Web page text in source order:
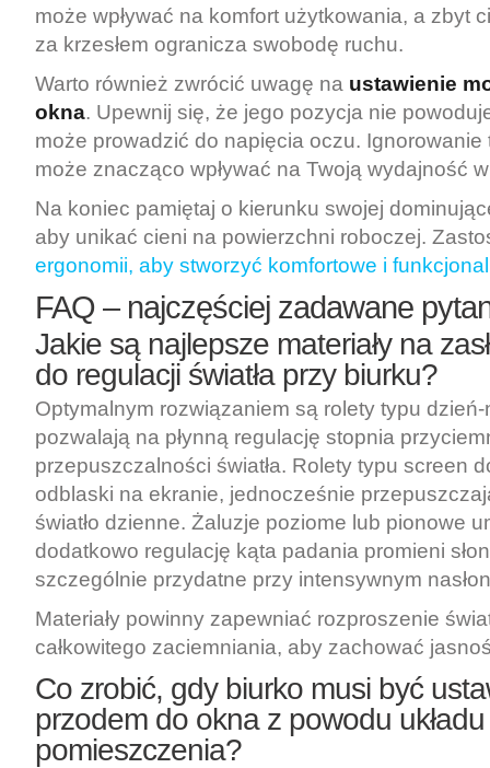
może wpływać na komfort użytkowania, a zbyt
za krzesłem ogranicza swobodę ruchu.
Warto również zwrócić uwagę na ustawienie
okna. Upewnij się, że jego pozycja nie
może prowadzić do napięcia oczu. Ignorowanie
może znacząco wpływać na Twoją wydajność
Na koniec pamiętaj o kierunku swojej
aby unikać cieni na powierzchni roboczej.
ergonomii, aby stworzyć komfortowe i
FAQ – najczęściej zadawane
Jakie są najlepsze materiały na
do regulacji światła przy biurku?
Optymalnym rozwiązaniem są rolety typu
pozwalają na płynną regulację stopnia
przepuszczalności światła. Rolety typu screen
odblaski na ekranie, jednocześnie
światło dzienne. Żaluzje poziome lub pionowe
dodatkowo regulację kąta padania promieni
szczególnie przydatne przy intensywnym
Materiały powinny zapewniać rozproszenie
całkowitego zaciemniania, aby zachować
Co zrobić, gdy biurko musi być
przodem do okna z powodu układu
pomieszczenia?